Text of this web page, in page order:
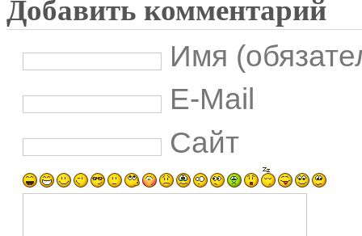
Добавить комментарий
Имя
E-Mail
Сайт